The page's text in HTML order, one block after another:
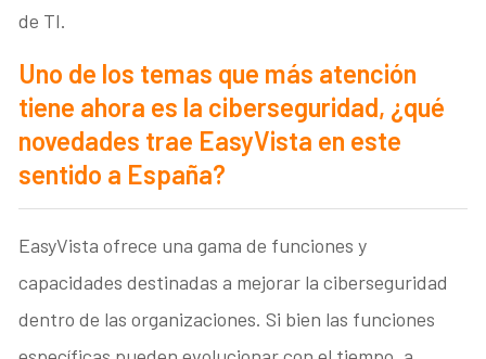
de TI.
Uno de los temas que más atención
tiene ahora es la ciberseguridad, ¿qué
novedades trae EasyVista en este
sentido a España?
EasyVista ofrece una gama de funciones y
capacidades destinadas a mejorar la ciberseguridad
dentro de las organizaciones. Si bien las funciones